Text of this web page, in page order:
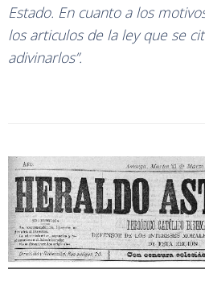
Estado. En cuanto a los
los articulos de la ley que se
adivinarlos”.